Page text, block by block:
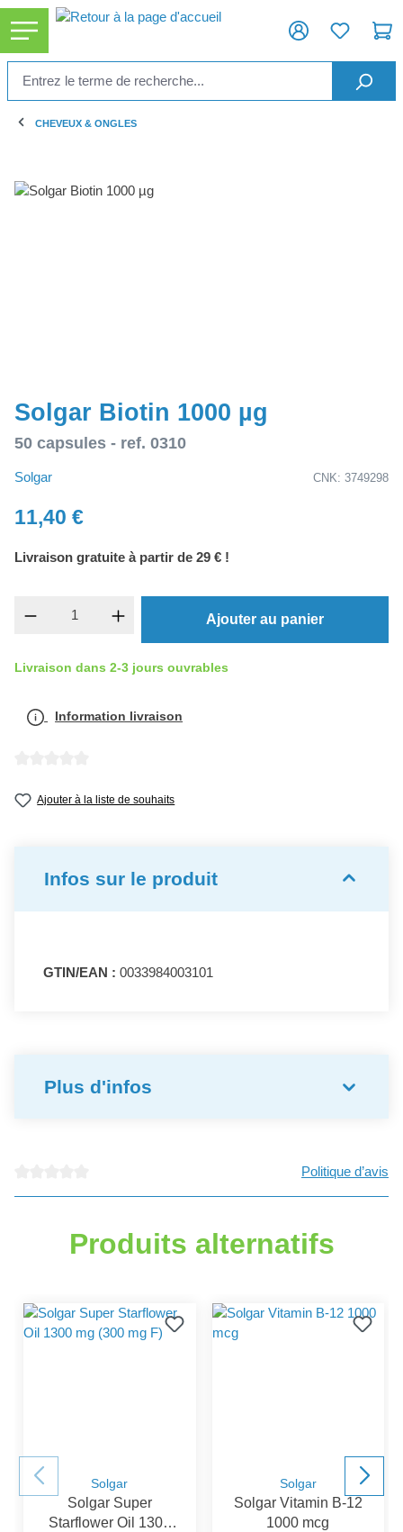
principal
CHEVEUX & ONGLES
Ignorer la galerie d'images
Solgar Biotin 1000 µg
50 capsules - ref. 0310
Solgar CNK: 3749298
11,40 €
Livraison gratuite à partir de 29 € !
Quantité de produit : Entrez la quantité
Ajouter au panier
Livraison dans 2-3 jours ouvrables
Information livraison
Ajouter à la liste de souhaits
Infos sur le produit
GTIN/EAN : 0033984003101
Plus d'infos
Politique d’avis
Produits alternatifs
Solgar
Solgar Super
Starflower Oil 1300
Solgar
Solgar Vitamin B-12
1000 mcg